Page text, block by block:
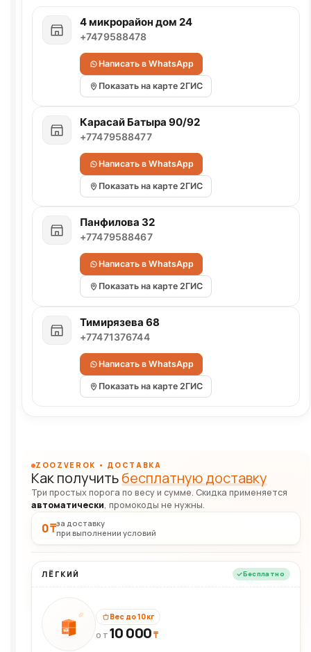
4 микрорайон дом 24
+7479588478
Написать в WhatsApp
Показать на карте 2ГИС
Карасай Батыра 90/92
+77479588477
Написать в WhatsApp
Показать на карте 2ГИС
Панфилова 32
+77479588467
Написать в WhatsApp
Показать на карте 2ГИС
Тимирязева 68
+77471376744
Написать в WhatsApp
Показать на карте 2ГИС
ZOOZVEROK • ДОСТАВКА
Как получитьбесплатную доставку
Три простых порога по весу и сумме. Скидка применяется
автоматически, промокоды не нужны.
0 ₸за доставку
при выполнении условий
ЛЁГКИЙ Бесплатно
10кг
Вес до 10 кг
ОТ 10 000₸